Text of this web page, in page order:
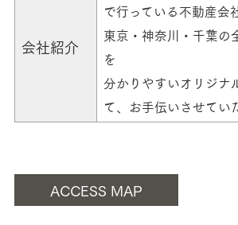
会社紹介
で行っている不動産会
東京・神奈川・千葉の
を
分かりやすいオリジナ
て、お手伝いさせてい
ACCESS MAP